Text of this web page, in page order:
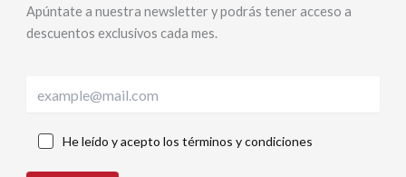
Apúntate a nuestra newsletter y podrás tener acceso a
descuentos exclusivos cada mes.
He leído y acepto los términos y condiciones